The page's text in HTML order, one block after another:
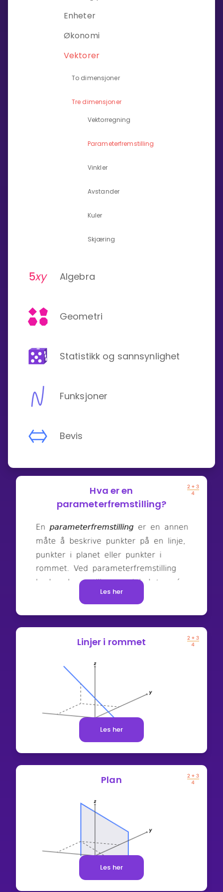
Bestill privatundervisning
Velg læreplan
Enheter
Økonomi
Vektorer
To dimensjoner
Tre dimensjoner
Vektorregning
Parameterfremstilling
Vinkler
Avstander
Kuler
Skjæring
Algebra
Geometri
Statistikk og sannsynlighet
Funksjoner
Bevis
Hva er en
parameterfremstilling?
Les her
Linjer i rommet
Les her
Plan
Les her